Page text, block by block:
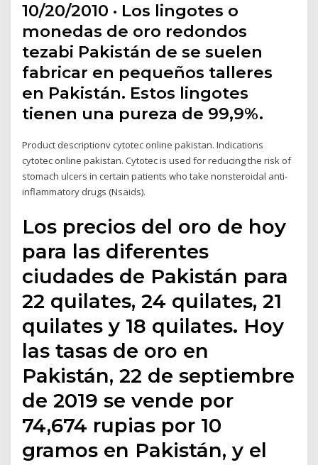
10/20/2010 · Los lingotes o
monedas de oro redondos
tezabi Pakistán de se suelen
fabricar en pequeños talleres
en Pakistán. Estos lingotes
tienen una pureza de 99,9%.
Product descriptionv cytotec online pakistan. Indications
cytotec online pakistan. Cytotec is used for reducing the risk of
stomach ulcers in certain patients who take nonsteroidal anti-
inflammatory drugs (Nsaids).
Los precios del oro de hoy
para las diferentes
ciudades de Pakistán para
22 quilates, 24 quilates, 21
quilates y 18 quilates. Hoy
las tasas de oro en
Pakistán, 22 de septiembre
de 2019 se vende por
74,674 rupias por 10
gramos en Pakistán, y el